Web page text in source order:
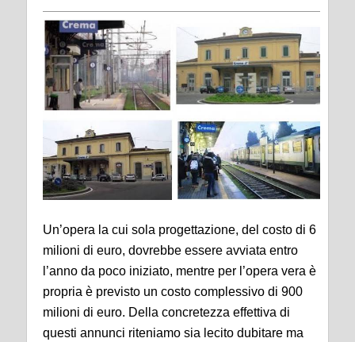
Un’opera la cui sola progettazione, del costo di 6
milioni di euro, dovrebbe essere avviata entro
l’anno da poco iniziato, mentre per l’opera vera è
propria è previsto un costo complessivo di 900
milioni di euro. Della concretezza effettiva di
questi annunci riteniamo sia lecito dubitare ma